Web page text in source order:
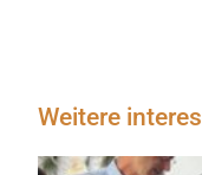
Weitere